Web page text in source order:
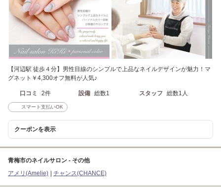
【河辺駅 徒歩４分】男性目線のシンプルで上品なネイルデザインが魅力！マ
グネット￥4,300オフ無料が人気♪
口コミ 2件 設備 総数1 スタッフ 総数1人
スマート支払いOK
クーポンを表示
青梅市のネイルサロン - その他
アメリ(Amelie)
チャンス(CHANCE)